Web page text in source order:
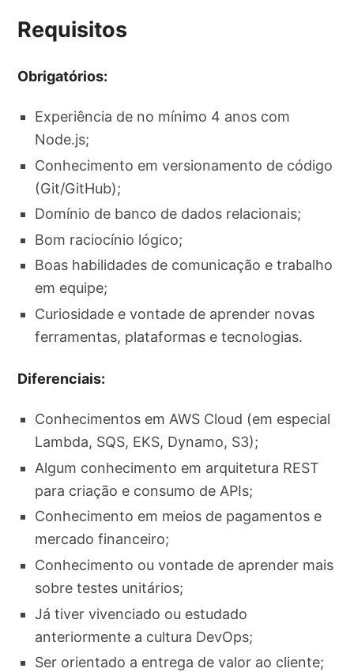
Requisitos
Obrigatórios:
Experiência de no mínimo 4 anos com
Node.js;
Conhecimento em versionamento de código
(Git/GitHub);
Domínio de banco de dados relacionais;
Bom raciocínio lógico;
Boas habilidades de comunicação e trabalho
em equipe;
Curiosidade e vontade de aprender novas
ferramentas, plataformas e tecnologias.
Diferenciais:
Conhecimentos em AWS Cloud (em especial
Lambda, SQS, EKS, Dynamo, S3);
Algum conhecimento em arquitetura REST
para criação e consumo de APIs;
Conhecimento em meios de pagamentos e
mercado financeiro;
Conhecimento ou vontade de aprender mais
sobre testes unitários;
Já tiver vivenciado ou estudado
anteriormente a cultura DevOps;
Ser orientado a entrega de valor ao cliente;